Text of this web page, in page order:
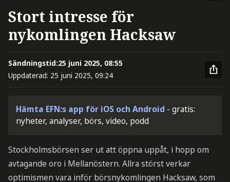
Stort intresse för
nykomlingen Hacksaw
Sändningstid:25 juni 2025, 08:55
Uppdaterad: 25 juni 2025, 09:24
Hämta EFN:s app för iOS och Android - gratis:
nyheter, analyser, börs, video, podd
Stockholmsbörsen ser ut att öppna uppåt, i hopp om
avtagande oro i Mellanöstern. Allra störst verkar
optimismen vara inför börsnykomlingen Hacksaw, som